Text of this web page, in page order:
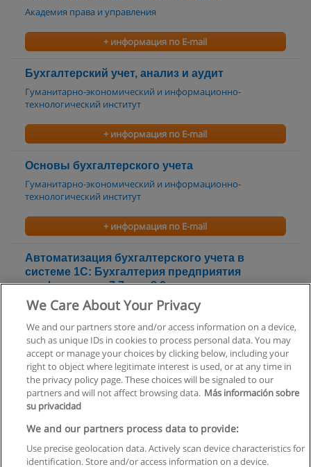
Академия права и управления
+ информация по E-mail
Бухгалтерский учет, анализ и аудит
Гуманитарно-экономический и информационно-
технологический институт
+ информация по E-mail
Основы бухгалтерского учета
Гуманитарно-экономический и информационно-
технологический институт
+ информация по E-mail
Автоматизация бухгалтерского учета в
системе 1С: Бухгалтерия предприятия
конфигурации 7.7 или 8.0
Гуманитарно-экономический и информационно-
+ информация по E-mail
Правила пользования
Конфиденциальность информации
We Care About Your Privacy
We and our partners store and/or access information on a device,
such as unique IDs in cookies to process personal data. You may
accept or manage your choices by clicking below, including your
right to object where legitimate interest is used, or at any time in
the privacy policy page. These choices will be signaled to our
partners and will not affect browsing data. Más información sobre
su privacidad
We and our partners process data to provide:
Use precise geolocation data. Actively scan device characteristics for
identification. Store and/or access information on a device.